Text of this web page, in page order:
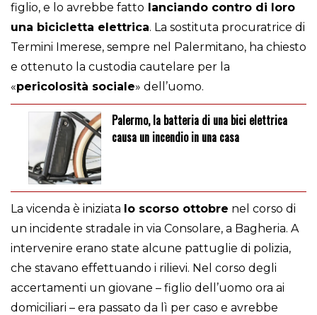
figlio, e lo avrebbe fatto lanciando contro di loro
una bicicletta elettrica. La sostituta procuratrice di
Termini Imerese, sempre nel Palermitano, ha chiesto
e ottenuto la custodia cautelare per la
«pericolosità sociale» dell’uomo.
Palermo, la batteria di una bici elettrica
causa un incendio in una casa
La vicenda è iniziata lo scorso ottobre nel corso di
un incidente stradale in via Consolare, a Bagheria. A
intervenire erano state alcune pattuglie di polizia,
che stavano effettuando i rilievi. Nel corso degli
accertamenti un giovane – figlio dell’uomo ora ai
domiciliari – era passato da lì per caso e avrebbe